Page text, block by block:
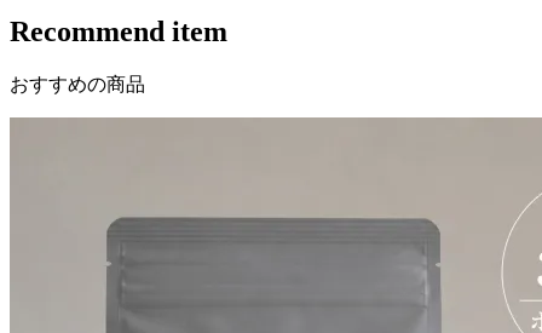
Recommend item
おすすめの商品